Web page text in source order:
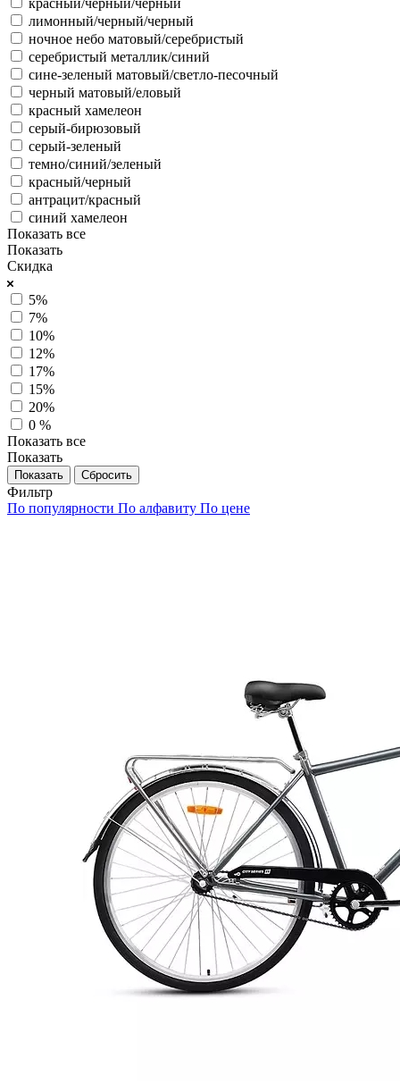
лимонный/черный/черный
ночное небо матовый/серебристый
серебристый металлик/синий
сине-зеленый матовый/светло-песочный
черный матовый/еловый
красный хамелеон
серый-бирюзовый
серый-зеленый
темно/синий/зеленый
красный/черный
антрацит/красный
синий хамелеон
Показать все
Показать
Скидка
5%
7%
10%
12%
17%
15%
20%
0 %
Показать все
Показать
Сбросить
Фильтр
По популярности По алфавиту По цене